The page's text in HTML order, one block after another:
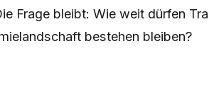
Frage bleibt: Wie weit dürfen
bestehen bleiben?